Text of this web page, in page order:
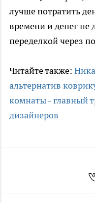
лучше потратить
времени и денег не
переделкой через
Читайте также:
альтернатив
комнаты - главный
дизайнеров